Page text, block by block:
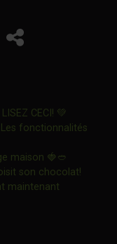
dans
s'ouvrira
LinkedIn
Ce lien
Partager
CECI! 💚
fonctionnalités
dans une nouvelle
maison 🍓🥙
son chocolat!Ce lien
maintenant
nouvelle fenêtre"
une nouvelle